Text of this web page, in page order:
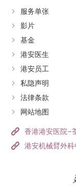
服务单张
影片
基金
港安医生
港安员工
私隐声明
法律条款
网站地图
香港港安医院–
港安机械臂外科